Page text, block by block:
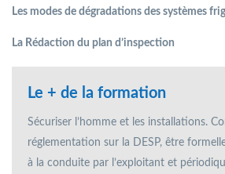
Les modes de dégradations des systèmes
La Rédaction du plan d’inspection
Le + de la formation
Sécuriser l’homme et les installations.
réglementation sur la DESP, être
à la conduite par l’exploitant et